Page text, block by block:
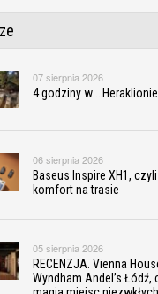
07 sierpnia 2026
4 godziny w …Heraklionie
06 sierpnia 2026
Baseus Inspire XH1,
komfort na trasie
05 sierpnia 2026
RECENZJA. Vienna
Wyndham Andel’s Łódź,